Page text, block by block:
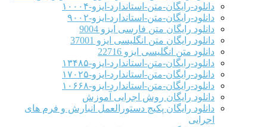
دانلود-رایگان-متن-استاندارد-ایزو-۱۰۰۰۴
دانلود-رایگان-متن-استاندارد-ایزو-۹۰۰۲
دانلود رایگان متن فارسی ایزو 9004
دانلود رایگان متن انگلیسی ایزو 37001
دانلود متن انگلیسی ایزو 22716
دانلود-رایگان-متن-استاندارد-ایزو-۱۳۴۸۵
دانلود-رایگان-متن-استاندارد-ایزو-۱۷۰۲۵
دانلود-رایگان-متن-استاندارد-ایزو-۱۰۶۶۸
دانلود رایگان روش اجرایی آموزش
دانلود رایگان پکیج دستورالعمل انبارش و فرم های
اجرایی